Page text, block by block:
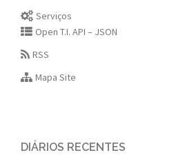
Serviços
Open T.I. API – JSON
RSS
Mapa Site
DIÁRIOS RECENTES